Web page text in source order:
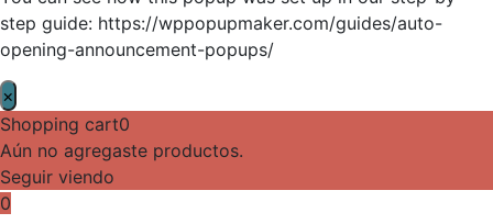
step guide: https://wppopupmaker.com/guides/auto-
opening-announcement-popups/
×
Shopping cart0
Aún no agregaste productos.
Seguir viendo
0